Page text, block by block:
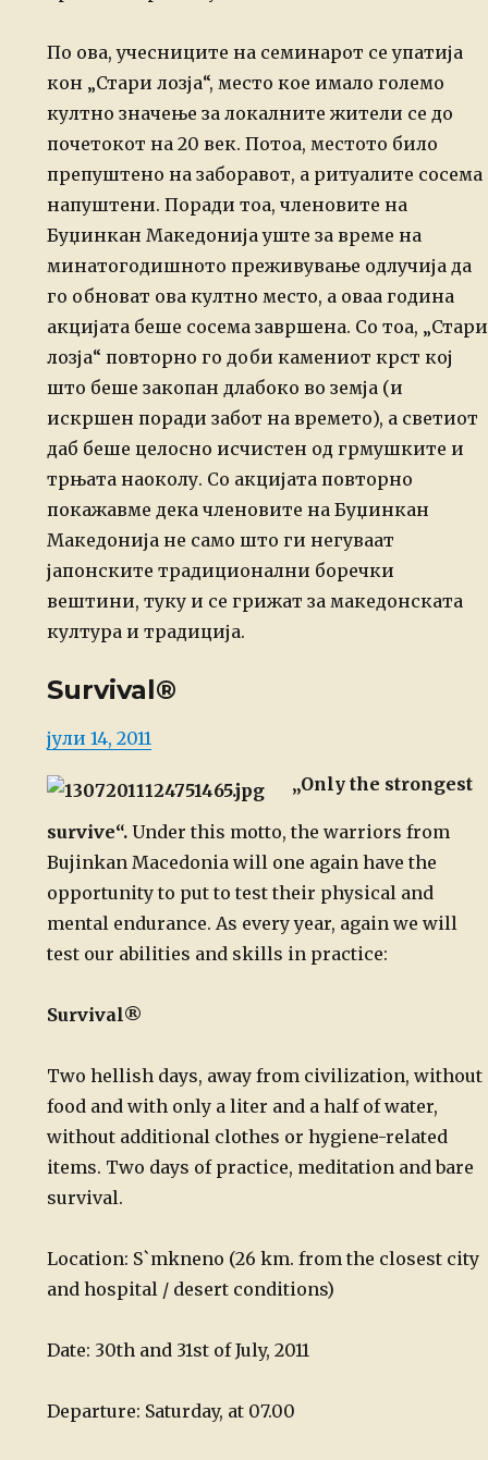
По ова, учесниците на семинарот се упатија
кон „Стари лозја“, место кое имало големо
култно значење за локалните жители се до
почетокот на 20 век. Потоа, местото било
препуштено на заборавот, а ритуалите сосема
напуштени. Поради тоа, членовите на
Буџинкан Македонија уште за време на
минатогодишното преживување одлучија да
го обноват ова култно место, а оваа година
акцијата беше сосемазавршена. Со тоа, „Стари
лозја“ повторно го доби камениот крст кој
што беше закопан длабоко во земја (и
искршен поради забот на времето), а светиот
даб беше целосно исчистен од грмушките и
трњата наоколу. Со акцијата повторно
покажавме дека членовите на Буџинкан
Македонија не само што ги негуваат
јапонските традиционални боречки
вештини, туку и се грижат за македонската
култура и традиција.
Survival®
Posted
јули 14, 2011
„Only the strongest
survive“. Under this motto, the warriors from
Bujinkan Macedonia will one again have the
opportunity to put to test their physical and
mental endurance. As every year, again we will
test our abilities and skills in practice:
Survival®
Two hellish days, away from civilization, without
food and with only a liter and a half of water,
without additional clothes or hygiene-related
items. Two days of practice, meditation and bare
survival.
Location: S`mkneno (26 km. from the closest city
and hospital / desert conditions)
Date: 30th and 31st of July, 2011
Departure: Saturday, at 07.00